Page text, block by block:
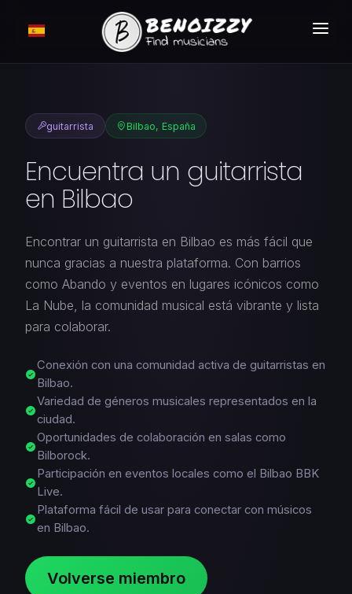
CÓMO FUNCIONA ?
CLASIFICADOS
TARIFAS
INICIAR SESIÓN
MEMBRESÍA GRATUITA
guitarrista Bilbao, España
Encuentra un guitarrista
en Bilbao
Encontrar un guitarrista en Bilbao es más fácil que
nunca gracias a nuestra plataforma. Con barrios
como Abando y eventos en lugares icónicos como
La Nube, la comunidad musical está vibrante y lista
para colaborar.
Conexión con una comunidad activa de guitarristas en
Bilbao.
Variedad de géneros musicales representados en la
ciudad.
Oportunidades de colaboración en salas como
Bilborock.
Participación en eventos locales como el Bilbao BBK
Live.
Plataforma fácil de usar para conectar con músicos
en Bilbao.
Volverse miembro